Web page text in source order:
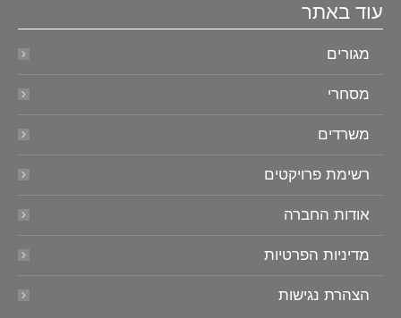
עוד באתר
מגורים
מסחרי
משרדים
רשימת פרויקטים
אודות החברה
מדיניות הפרטיות
הצהרת נגישות